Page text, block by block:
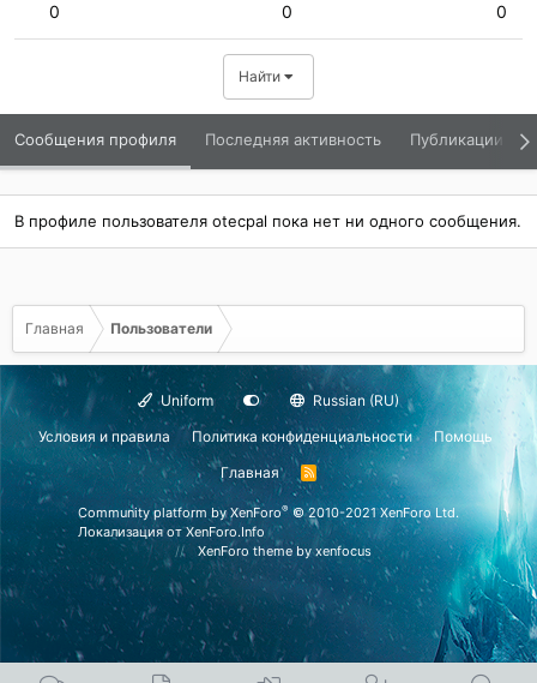
0 0 0
Найти
Сообщения профиля Последняя активность Публикации
В профиле пользователя otecpal пока нет ни одного сообщения.
Главная Пользователи
Uniform
Russian (RU)
Условия и правила
Политика конфиденциальности
Помощь
Главная
R
S
S
Community platform by XenForo® © 2010-2021 XenForo Ltd.
Локализация отXenForo.Info
XenForo themeby xenfocus